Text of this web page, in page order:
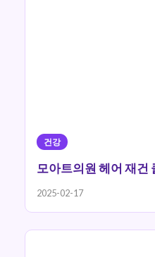
건강
모아트의원 헤어 재건
2025-02-17